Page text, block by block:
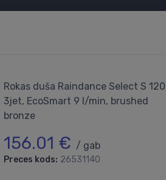
Rokas duša Raindance Select S 120
3jet, EcoSmart 9 l/min, brushed
bronze
156.01 € / gab
Preces kods: 26531140